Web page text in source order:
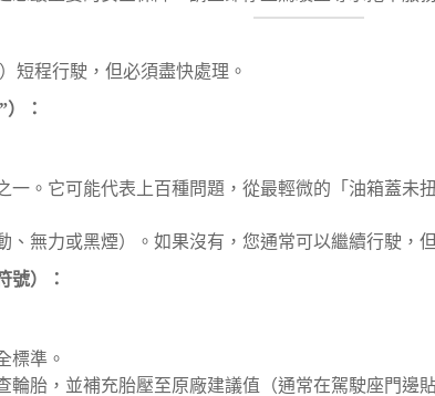
短程行駛，但必須盡快處理。
：
一。它可能代表上百種問題，從最輕微的「油箱蓋
、無力或黑煙）。如果沒有，您通常可以繼續行駛，
號）：
標準。
輪胎，並補充胎壓至原廠建議值（通常在駕駛座門